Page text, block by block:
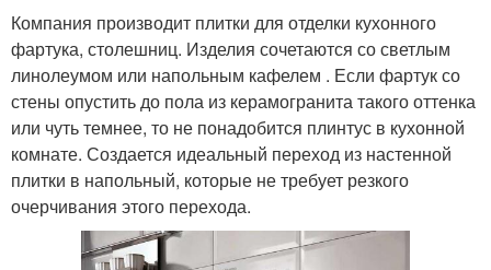
Компания производит плитки для отделки кухонного
фартука, столешниц. Изделия сочетаются со светлым
линолеумом или напольным кафелем . Если фартук со
стены опустить до пола из керамогранита такого оттенка
или чуть темнее, то не понадобится плинтус в кухонной
комнате. Создается идеальный переход из настенной
плитки в напольный, которые не требует резкого
очерчивания этого перехода.